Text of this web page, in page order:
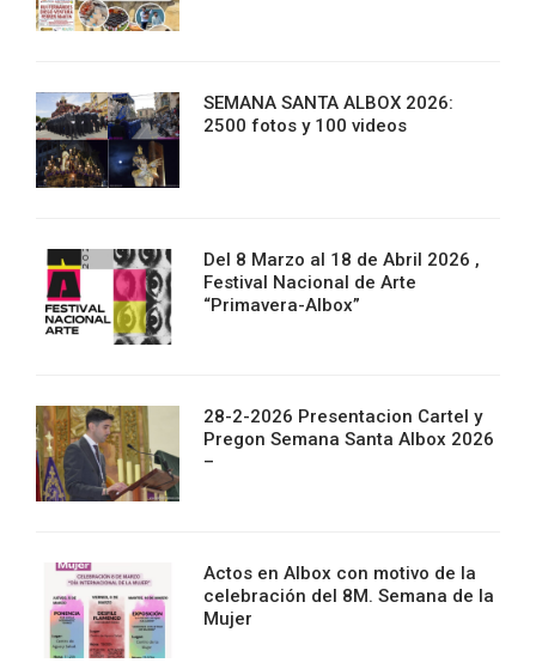
SEMANA SANTA ALBOX 2026:
2500 fotos y 100 videos
Del 8 Marzo al 18 de Abril 2026 ,
Festival Nacional de Arte
“Primavera-Albox”
28-2-2026 Presentacion Cartel y
Pregon Semana Santa Albox 2026
–
Actos en Albox con motivo de la
celebración del 8M. Semana de la
Mujer